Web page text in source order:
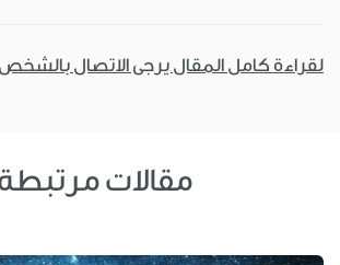
لقراءة كامل المقال يرجى الاتصال
مقالات